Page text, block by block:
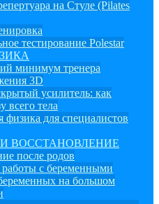
на Стуле (Pilates
тестирование Polestar
минимум тренера
3D
усилитель: как
всего тела
физика для специалистов
ВОССТАНОВЛЕНИЕ
после родов
с беременными
на большом